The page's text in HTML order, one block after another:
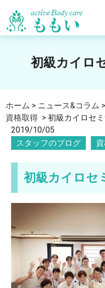
初級カイロ
ホーム > ニュース&コラム >
資格取得 >初級カイロセ
2019/10/05
スタッフのブログ
初級カイロ